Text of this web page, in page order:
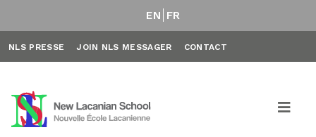
EN FR
NLS PRESSE JOIN NLS MESSAGER CONTACT